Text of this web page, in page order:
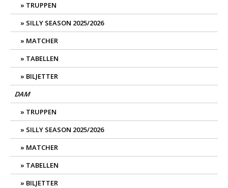
TRUPPEN
SILLY SEASON 2025/2026
MATCHER
TABELLEN
BILJETTER
DAM
TRUPPEN
SILLY SEASON 2025/2026
MATCHER
TABELLEN
BILJETTER